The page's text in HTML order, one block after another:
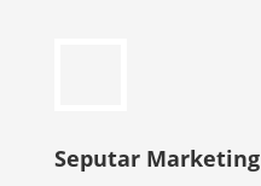
Seputar Marketing